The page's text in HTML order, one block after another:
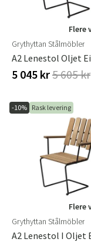
Flere
Grythyttan Stålmöbler
5 045 kr5 605 kr
-10% Rask levering
Flere
Grythyttan Stålmöbler